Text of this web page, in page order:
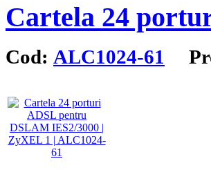
Cartela 24
Cod: ALC1024-61